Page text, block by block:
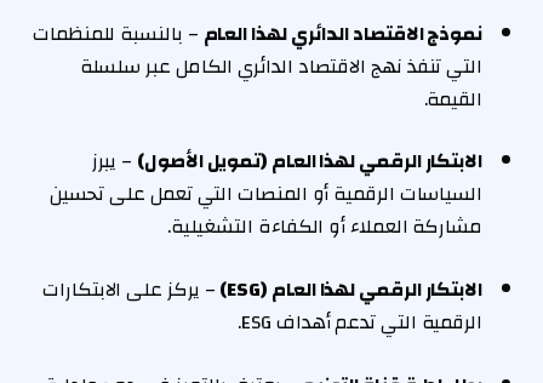
نموذج الاقتصاد الدائري لهذا العام – بالنسبة للمنظمات
التي تنفذ نهج الاقتصاد الدائري الكامل عبر سلسلة
القيمة.
الابتكار الرقمي لهذا العام (تمويل الأصول) – يبرز
السياسات الرقمية أو المنصات التي تعمل على تحسين
مشاركة العملاء أو الكفاءة التشغيلية.
الابتكار الرقمي لهذا العام (ESG)
– يركز على الابتكارات
الرقمية التي تدعم أهداف ESG.